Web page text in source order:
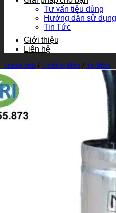
Tư vấn tiêu dùng
Hướng dẫn sử dụng
Tin Tức
Giới thiệu
Liên hệ
Trang chủ / Thiết bị điện / Tụ điện